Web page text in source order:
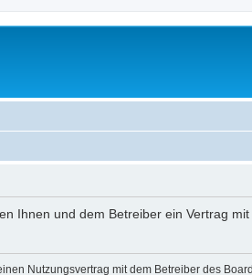
Ihnen und dem Betreiber ein Vertrag
Nutzungsvertrag mit dem Betreiber des